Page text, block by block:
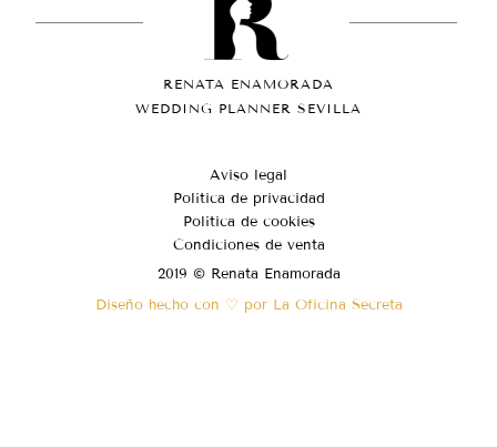
RENATA ENAMORADA
WEDDING PLANNER SEVILLA
Aviso legal
Política de privacidad
Política de cookies
Condiciones de venta
2019 © Renata Enamorada
Diseño hecho con ♡ por La Oficina Secreta